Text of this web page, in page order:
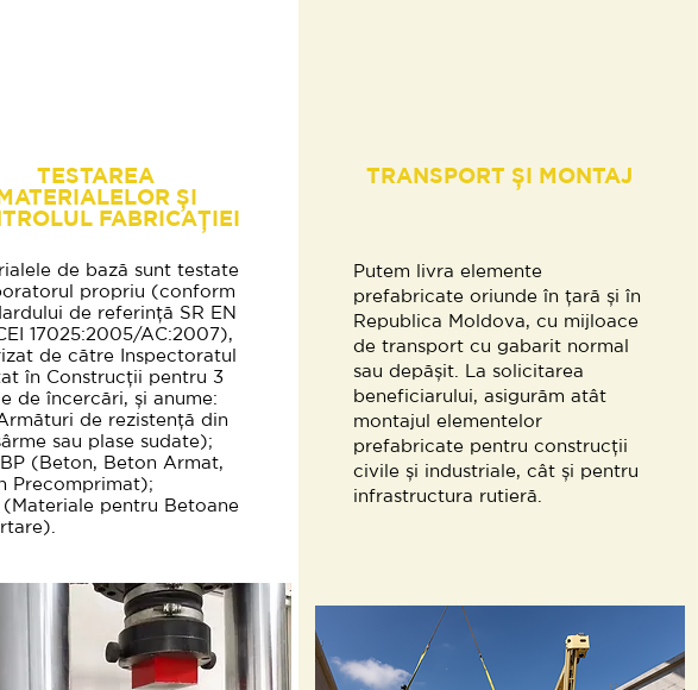
TESTAREA
ȘI
FABRICAȚIEI
de bază sunt testate
propriu (conform
de referință SR EN
17025:2005/AC:2007),
de către Inspectoratul
în Construcții pentru 3
de încercări, și anume:
de rezistență din
sau plase sudate);
(Beton, Beton Armat,
Precomprimat);
(Materiale pentru Betoane
TRANSPORT ȘI MONTAJ
Putem livra elemente
prefabricate oriunde în țară și în
Republica Moldova, cu mijloace
de transport cu gabarit normal
sau depășit. La solicitarea
beneficiarului, asigurăm atât
montajul elementelor
prefabricate pentru construcții
civile și industriale, cât și pentru
infrastructura rutieră.